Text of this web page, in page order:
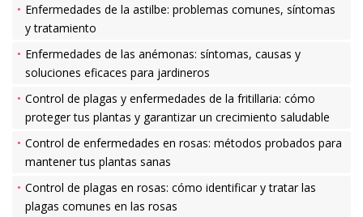
Enfermedades de la astilbe: problemas comunes, síntomas
y tratamiento
Enfermedades de las anémonas: síntomas, causas y
soluciones eficaces para jardineros
Control de plagas y enfermedades de la fritillaria: cómo
proteger tus plantas y garantizar un crecimiento saludable
Control de enfermedades en rosas: métodos probados para
mantener tus plantas sanas
Control de plagas en rosas: cómo identificar y tratar las
plagas comunes en las rosas